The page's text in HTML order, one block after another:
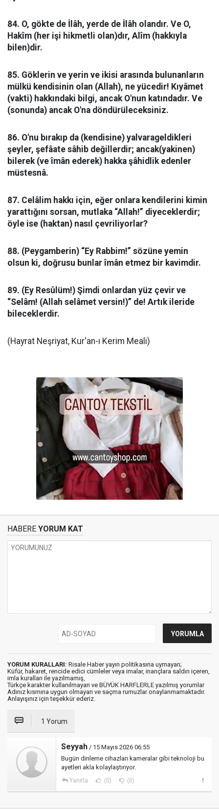
84. O, gökte de İlâh, yerde de İlâh olandır. Ve O,
Hakîm (her işi hikmetli olan)dır, Alîm (hakkıyla
bilen)dir.
85. Göklerin ve yerin ve ikisi arasında bulunanların
mülkü kendisinin olan (Allah), ne yücedir! Kıyâmet
(vakti) hakkındaki bilgi, ancak O'nun katındadır. Ve
(sonunda) ancak O'na döndürüleceksiniz.
86. O'nu bırakıp da (kendisine) yalvarageldikleri
şeyler, şefâate sâhib değillerdir; ancak(yakinen)
bilerek (ve îmân ederek) hakka şâhidlik edenler
müstesnâ.
87. Celâlim hakkı için, eğer onlara kendilerini kimin
yarattığını sorsan, mutlaka “Allah!” diyeceklerdir;
öyle ise (haktan) nasıl çevriliyorlar?
88. (Peygamberin) “Ey Rabbim!” sözüne yemin
olsun ki, doğrusu bunlar îmân etmez bir kavimdir.
89. (Ey Resûlüm!) Şimdi onlardan yüz çevir ve
“Selâm! (Allah selâmet versin!)” de! Artık ileride
bileceklerdir.
(Hayrat Neşriyat, Kur'an-ı Kerim Meali)
HABERE YORUM KAT
YORUM KURALLARI: Risale Haber yayın politikasına uymayan;
Küfür, hakaret, rencide edici cümleler veya imalar, inançlara saldırı içeren,
imla kuralları ile yazılmamış,
Türkçe karakter kullanılmayan ve BÜYÜK HARFLERLE yazılmış yorumlar
Adınız kısmına uygun olmayan ve saçma rumuzlar onaylanmamaktadır.
Anlayışınız için teşekkür ederiz.
1 Yorum
Seyyah / 15 Mayıs 2026 06:55
Bugün dinleme cihazları kameralar gibi teknoloji bu
ayetleri akla kolaylaştırıyor.
Yanıtla (0) (0)